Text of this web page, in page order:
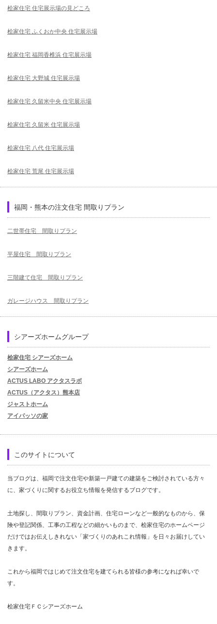
桧家住宅 住宅展示場の見どころ
桧家住宅 ふくおか中央 住宅展示場
桧家住宅 福岡香椎浜 住宅展示場
桧家住宅 大野城 住宅展示場
桧家住宅 久留米中央 住宅展示場
桧家住宅 久留米 住宅展示場
桧家住宅 八代 住宅展示場
桧家住宅 荒尾 住宅展示場
福岡・熊本の注文住宅 間取りプラン
二世帯住宅 間取りプラン
平屋住宅 間取りプラン
三階建て住宅 間取りプラン
ガレージハウス 間取りプラン
シアーズホームグループ
桧家住宅 シアーズホーム
シアーズホーム
ACTUS LABO アクタスラボ
ACTUS（アクタス）熊本店
ジャストホーム
アイパッソの家
このサイトについて
当ブログは、福岡で注文住宅や新築一戸建ての建築をご検討されている方々
に、家づくりに関するお役立ち情報を発信するブログです。
土地探し、間取りプラン、資金計画、住宅ローンなど一般的なものから、保
険や登記関係、工事の工程などの細かいものまで、桧家住宅のホームページ
だけではお伝えしきれない「家づくりのあれこれ情報」を日々お届けしてい
きます。
これから福岡ではじめて注文住宅を建てられる皆様の参考になれば幸いで
す。
桧家住宅ＦＣシアーズホーム